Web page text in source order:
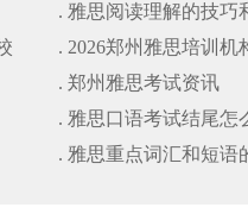
. 雅思阅读理解的技巧
. 2026郑州雅思培训机
. 郑州雅思考试资讯
. 雅思口语考试结尾怎
. 雅思重点词汇和短语